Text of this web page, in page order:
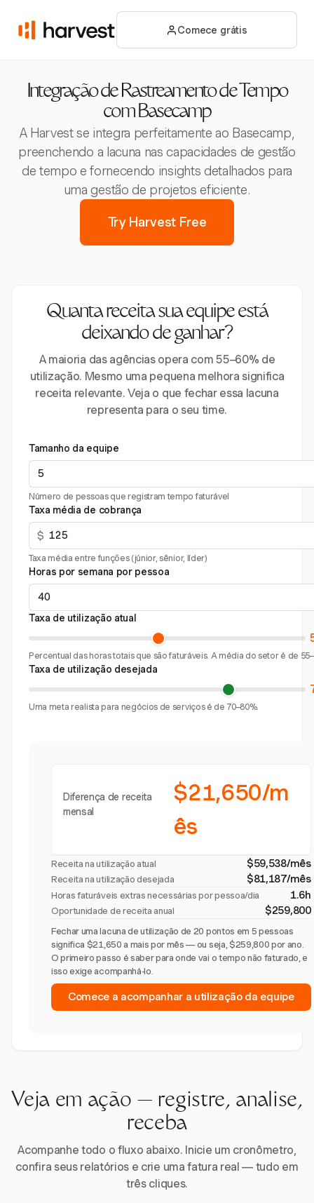
Comece grátis
Integração de Rastreamento de Tempo
com Basecamp
A Harvest se integra perfeitamente ao Basecamp,
preenchendo a lacuna nas capacidades de gestão
de tempo e fornecendo insights detalhados para
uma gestão de projetos eficiente.
Try Harvest Free
Quanta receita sua equipe está
deixando de ganhar?
A maioria das agências opera com 55–60% de
utilização. Mesmo uma pequena melhora significa
receita relevante. Veja o que fechar essa lacuna
representa para o seu time.
Tamanho da equipe
Número de pessoas que registram tempo faturável
Taxa média de cobrança
$
Taxa média entre funções (júnior, sênior, líder)
Horas por semana por pessoa
Taxa de utilização atual
Percentual das horas totais que são faturáveis. A média do setor é de
Taxa de utilização desejada
Uma meta realista para negócios de serviços é de 70–80%.
Diferença de receita
mensal
$21,650/m
ês
Receita na utilização atual $59,538/mês
Receita na utilização desejada $81,187/mês
Horas faturáveis extras necessárias por pessoa/dia 1.6h
Oportunidade de receita anual $259,800
Fechar uma lacuna de utilização de 20 pontos em 5 pessoas
significa $21,650 a mais por mês — ou seja, $259,800 por ano.
O primeiro passo é saber para onde vai o tempo não faturado, e
isso exige acompanhá-lo.
Comece a acompanhar a utilização da equipe
Veja em ação — registre, analise,
receba
Acompanhe todo o fluxo abaixo. Inicie um cronômetro,
confira seus relatórios e crie uma fatura real — tudo em
três cliques.